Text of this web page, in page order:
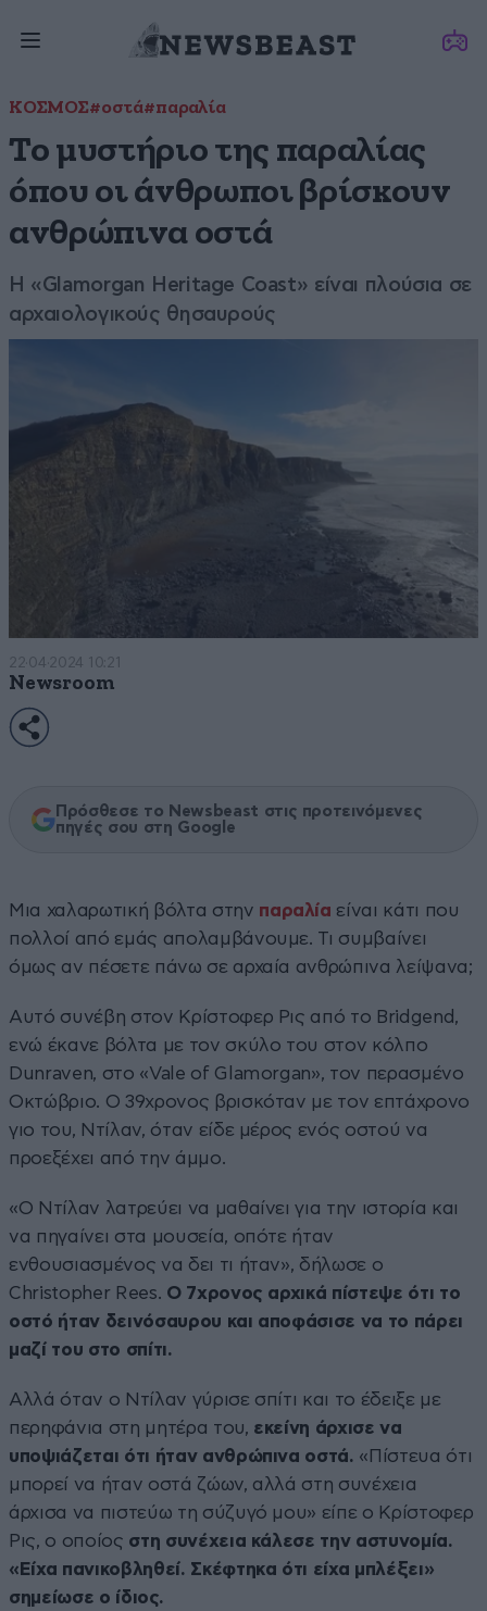
ΚΟΣΜΟΣ#οστά#παραλία
Το μυστήριο της παραλίας
όπου οι άνθρωποι βρίσκουν
ανθρώπινα οστά
Η «Glamorgan Heritage Coast» είναι πλούσια σε
αρχαιολογικούς θησαυρούς
22·04·2024 10:21
Newsroom
Πρόσθεσε το Newsbeast στις προτεινόμενες
πηγές σου στη Google
Μια χαλαρωτική βόλτα στην παραλία είναι κάτι που
πολλοί από εμάς απολαμβάνουμε. Τι συμβαίνει
όμως αν πέσετε πάνω σε αρχαία ανθρώπινα λείψανα;
Αυτό συνέβη στον Κρίστοφερ Ρις από το Bridgend,
ενώ έκανε βόλτα με τον σκύλο του στον κόλπο
Dunraven, στο «Vale of Glamorgan», τον περασμένο
Οκτώβριο. Ο 39χρονος βρισκόταν με τον επτάχρονο
γιο του, Ντίλαν, όταν είδε μέρος ενός οστού να
προεξέχει από την άμμο.
«Ο Ντίλαν λατρεύει να μαθαίνει για την ιστορία και
να πηγαίνει στα μουσεία, οπότε ήταν
ενθουσιασμένος να δει τι ήταν», δήλωσε ο
Christopher Rees. Ο 7χρονος αρχικά πίστεψε ότι το
οστό ήταν δεινόσαυρου και αποφάσισε να το πάρει
μαζί του στο σπίτι.
Αλλά όταν ο Ντίλαν γύρισε σπίτι και το έδειξε με
περηφάνια στη μητέρα του, εκείνη άρχισε να
υποψιάζεται ότι ήταν ανθρώπινα οστά. «Πίστευα ότι
μπορεί να ήταν οστά ζώων, αλλά στη συνέχεια
άρχισα να πιστεύω τη σύζυγό μου» είπε ο Κρίστοφερ
Ρις, ο οποίος στη συνέχεια κάλεσε την αστυνομία.
«Είχα πανικοβληθεί. Σκέφτηκα ότι είχα μπλέξει»
σημείωσε ο ίδιος.